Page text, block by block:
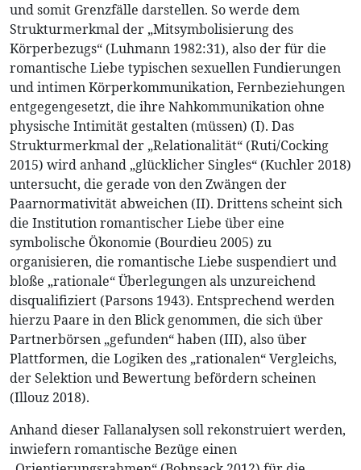
und somit Grenzfälle darstellen. So werde dem
Strukturmerkmal der „Mitsymbolisierung des
Körperbezugs“ (Luhmann 1982:31), also der für die
romantische Liebe typischen sexuellen Fundierungen
und intimen Körperkommunikation, Fernbeziehungen
entgegengesetzt, die ihre Nahkommunikation ohne
physische Intimität gestalten (müssen) (I). Das
Strukturmerkmal der „Relationalität“ (Ruti/Cocking
2015) wird anhand „glücklicher Singles“ (Kuchler 2018)
untersucht, die gerade von den Zwängen der
Paarnormativität abweichen (II). Drittens scheint sich
die Institution romantischer Liebe über eine
symbolische Ökonomie (Bourdieu 2005) zu
organisieren, die romantische Liebe suspendiert und
bloße „rationale“ Überlegungen als unzureichend
disqualifiziert (Parsons 1943). Entsprechend werden
hierzu Paare in den Blick genommen, die sich über
Partnerbörsen „gefunden“ haben (III), also über
Plattformen, die Logiken des „rationalen“ Vergleichs,
der Selektion und Bewertung befördern scheinen
(Illouz 2018).
Anhand dieser Fallanalysen soll rekonstruiert werden,
inwiefern romantische Bezüge einen